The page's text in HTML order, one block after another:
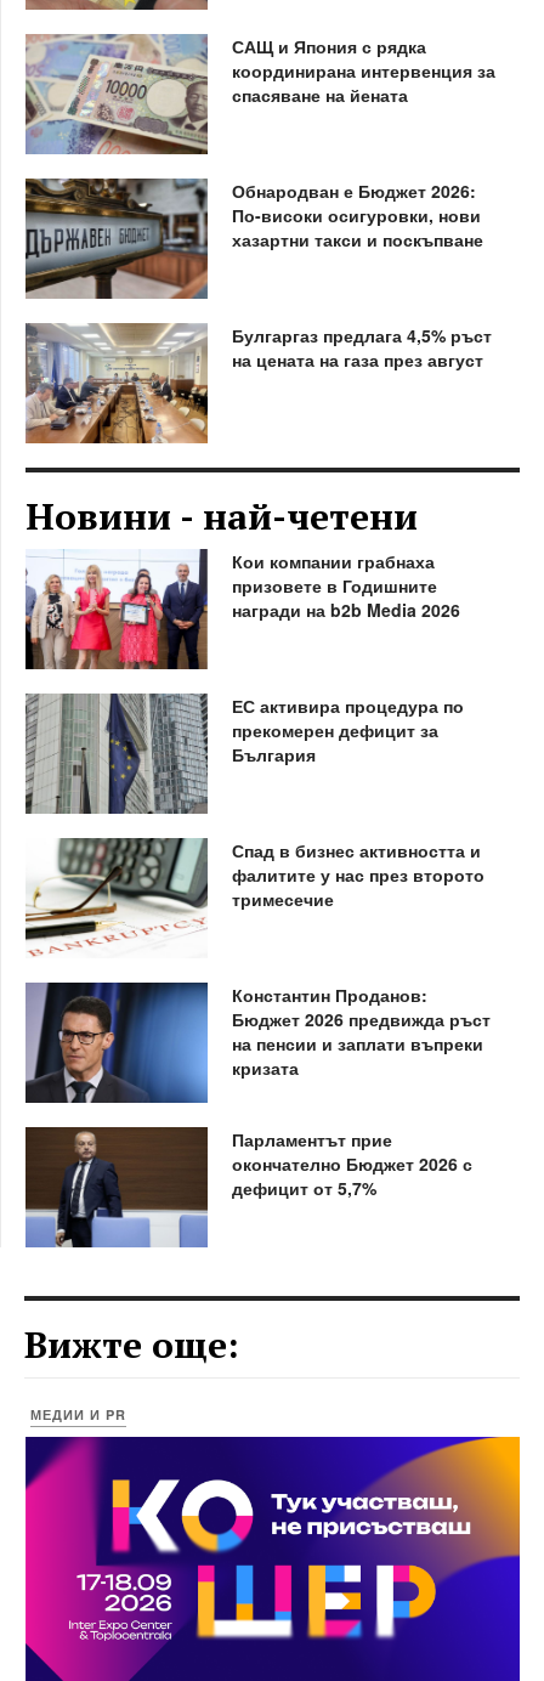
САЩ и Япония с рядка
координирана интервенция за
спасяване на йената
Обнародван е Бюджет 2026:
По-високи осигуровки, нови
хазартни такси и поскъпване
Булгаргаз предлага 4,5% ръст
на цената на газа през август
Новини - най-четени
Кои компании грабнаха
призовете в Годишните
награди на b2b Media 2026
ЕС активира процедура по
прекомерен дефицит за
България
Спад в бизнес активността и
фалитите у нас през второто
тримесечие
Константин Проданов:
Бюджет 2026 предвижда ръст
на пенсии и заплати въпреки
кризата
Парламентът прие
окончателно Бюджет 2026 с
дефицит от 5,7%
Вижте още:
МЕДИИ И PR